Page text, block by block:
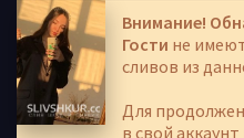
Внимание!
Гости не
сливов из
Для
в свой аккаунт